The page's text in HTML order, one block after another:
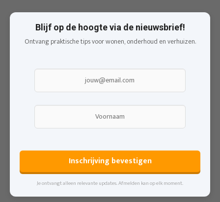
Blijf op de hoogte via de nieuwsbrief!
Ontvang praktische tips voor wonen, onderhoud en verhuizen.
Inschrijving bevestigen
Je ontvangt alleen relevante updates. Afmelden kan op elk moment.